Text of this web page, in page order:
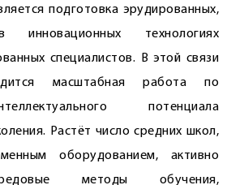
подготовка эрудированных,
инновационных технологиях
специалистов. В этой связи
масштабная работа по
потенциала
Растёт число средних школ,
оборудованием, активно
методы обучения,